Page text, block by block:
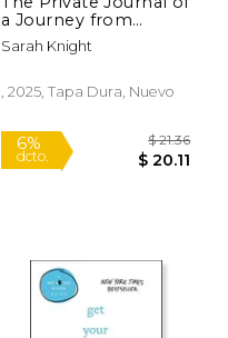
a Journey from
Boston to New York
in the Year 1704 (en
Sarah Knight
, 2025, Tapa Dura, Nuevo